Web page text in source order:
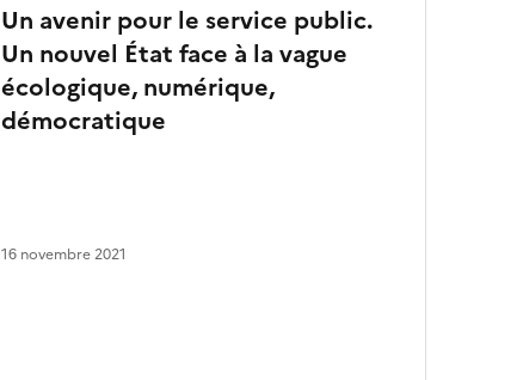
Un avenir pour le service public.
Un nouvel État face à la vague
écologique, numérique,
démocratique
16 novembre 2021